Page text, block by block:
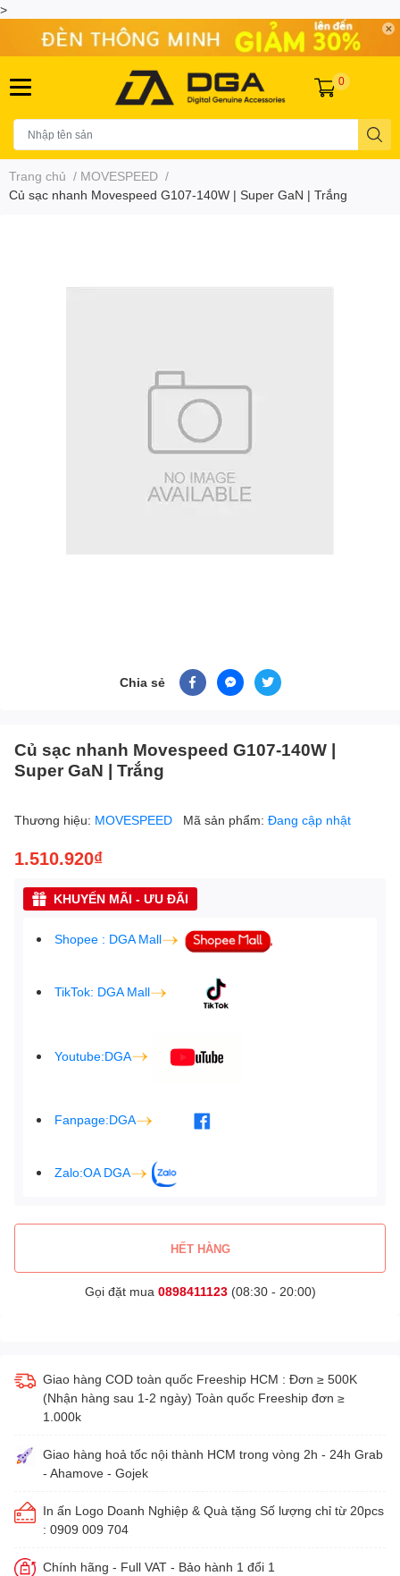
>
0
Trang chủ / MOVESPEED /
Củ sạc nhanh Movespeed G107-140W | Super GaN | Trắng
Chia sẻ
Củ sạc nhanh Movespeed G107-140W |
Super GaN | Trắng
Thương hiệu: MOVESPEED Mã sản phẩm: Đang cập nhật
1.510.920₫
KHUYẾN MÃI - ƯU ĐÃI
Shopee : DGA Mall
TikTok: DGA Mall
Youtube:DGA
Fanpage:DGA
Zalo:OA DGA
HẾT HÀNG
Gọi đặt mua 0898411123(08:30 - 20:00)
Giao hàng COD toàn quốc Freeship HCM : Đơn ≥ 500K
(Nhận hàng sau 1-2 ngày) Toàn quốc Freeship đơn ≥
1.000k
Giao hàng hoả tốc nội thành HCM trong vòng 2h - 24h Grab
- Ahamove - Gojek
In ấn Logo Doanh Nghiệp & Quà tặng Số lượng chỉ từ 20pcs
: 0909 009 704
Chính hãng - Full VAT - Bảo hành 1 đổi 1